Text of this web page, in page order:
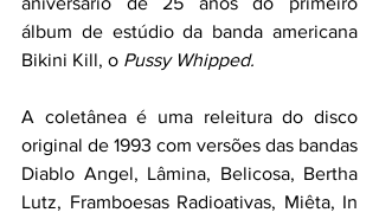
álbum de estúdio da banda americana
Bikini Kill, o Pussy Whipped.
A coletânea é uma releitura do disco
original de 1993 com versões das bandas
Diablo Angel, Lâmina, Belicosa, Bertha
Lutz, Framboesas Radioativas, Miêta, In